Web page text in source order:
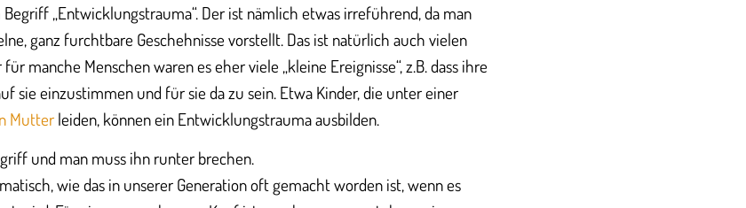
„Entwicklungstrauma“. Der ist nämlich etwas irreführend, da man
ganz furchtbare Geschehnisse vorstellt. Das ist natürlich auch vielen
manche Menschen waren es eher viele „kleine Ereignisse“, z.B. dass ihre
sie einzustimmen und für sie da zu sein. Etwa Kinder, die unter einer
Mutterleiden, können ein Entwicklungstrauma ausbilden.
und man muss ihn runter brechen.
wie das in unserer Generation oft gemacht worden ist, wenn es